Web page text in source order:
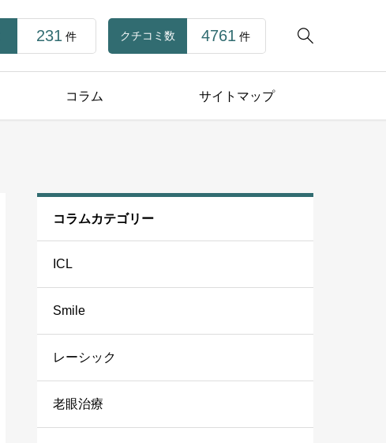

231 件 クチコミ数 4761 件
コラム サイトマップ
コラムカテゴリー
ICL
Smile
レーシック
老眼治療